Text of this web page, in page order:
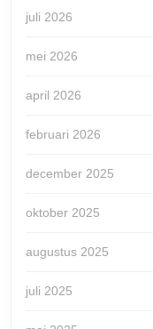
juli 2026
mei 2026
april 2026
februari 2026
december 2025
oktober 2025
augustus 2025
juli 2025